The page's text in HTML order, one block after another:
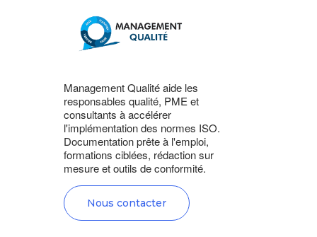
Management Qualité aide les
responsables qualité, PME et
consultants à accélérer
l'implémentation des normes ISO.
Documentation prête à l'emploi,
formations ciblées, rédaction sur
mesure et outils de conformité.
Nous contacter